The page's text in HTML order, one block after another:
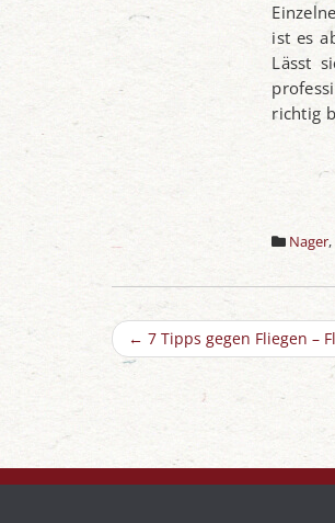
ist es
Lässt
richtig
Nager,
← 7 Tipps gegen Fliegen –